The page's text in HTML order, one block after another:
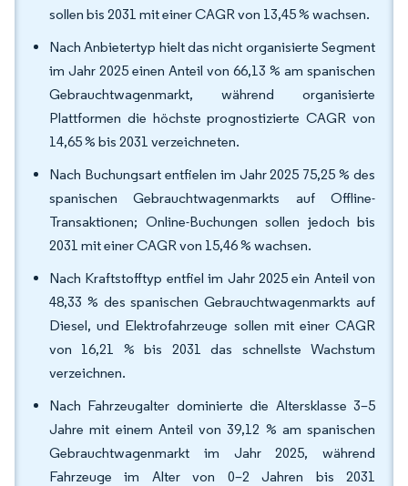
sollen bis 2031 mit einer CAGR von 13,45 % wachsen.
Nach Anbietertyp hielt das nicht organisierte Segment
im Jahr 2025 einen Anteil von 66,13 % am spanischen
Gebrauchtwagenmarkt, während organisierte
Plattformen die höchste prognostizierte CAGR von
14,65 % bis 2031 verzeichneten.
Nach Buchungsart entfielen im Jahr 2025 75,25 % des
spanischen Gebrauchtwagenmarkts auf Offline-
Transaktionen; Online-Buchungen sollen jedoch bis
2031 mit einer CAGR von 15,46 % wachsen.
Nach Kraftstofftyp entfiel im Jahr 2025 ein Anteil von
48,33 % des spanischen Gebrauchtwagenmarkts auf
Diesel, und Elektrofahrzeuge sollen mit einer CAGR
von 16,21 % bis 2031 das schnellste Wachstum
verzeichnen.
Nach Fahrzeugalter dominierte die Altersklasse 3–5
Jahre mit einem Anteil von 39,12 % am spanischen
Gebrauchtwagenmarkt im Jahr 2025, während
Fahrzeuge im Alter von 0–2 Jahren bis 2031